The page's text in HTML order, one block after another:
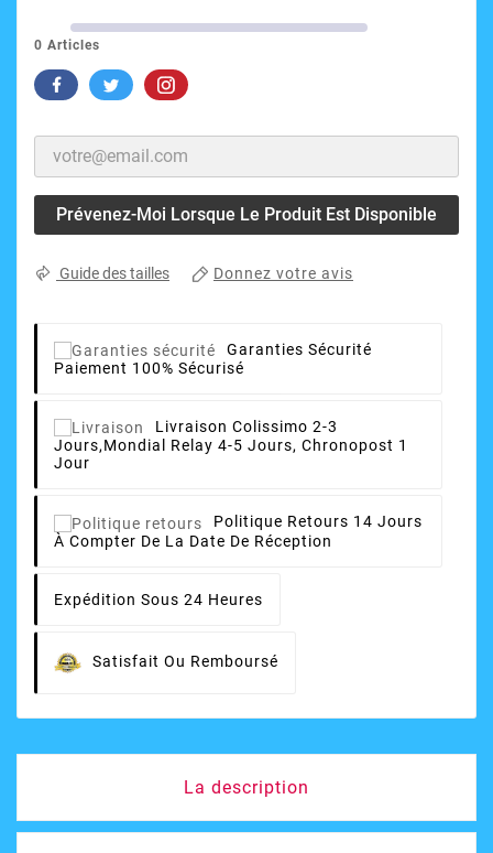
0 Articles
Prévenez-Moi Lorsque Le Produit Est Disponible
Guide des tailles Donnez votre avis
Garanties Sécurité
Paiement 100% Sécurisé
Livraison Colissimo 2-3
Jours,Mondial Relay 4-5 Jours, Chronopost 1
Jour
Politique Retours 14 Jours
À Compter De La Date De Réception
Expédition Sous 24 Heures
Satisfait Ou Remboursé
La description